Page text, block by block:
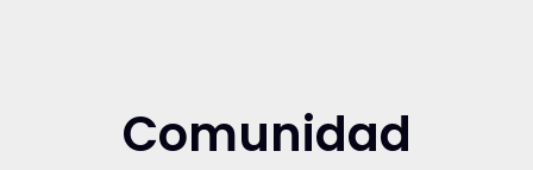
Comunidad